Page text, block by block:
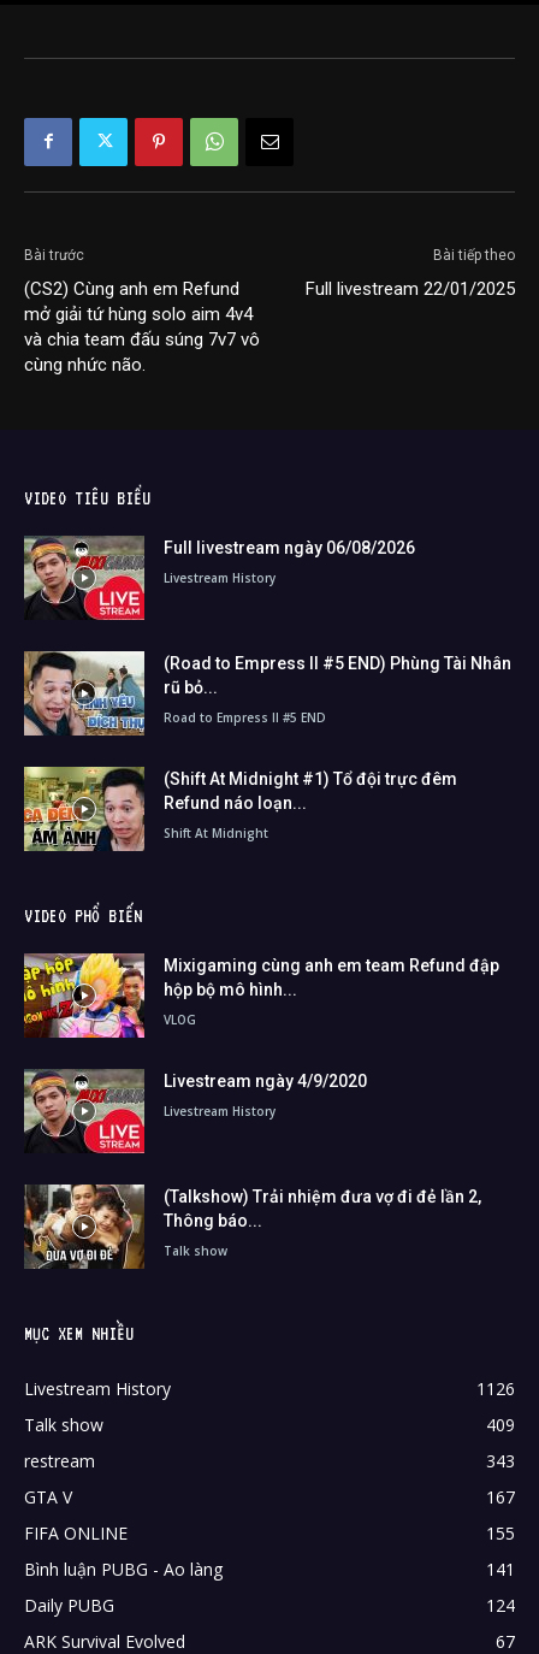
Bài trước
(CS2) Cùng anh em Refund
mở giải tứ hùng solo aim 4v4
và chia team đấu súng 7v7 vô
cùng nhức não.
Bài tiếp theo
Full livestream 22/01/2025
VIDEO TIÊU BIỂU
Full livestream ngày 06/08/2026
Livestream History
(Road to Empress II #5 END) Phùng Tài Nhân
rũ bỏ...
Road to Empress II #5 END
(Shift At Midnight #1) Tổ đội trực đêm
Refund náo loạn...
Shift At Midnight
VIDEO PHỔ BIẾN
Mixigaming cùng anh em team Refund đập
hộp bộ mô hình...
VLOG
Livestream ngày 4/9/2020
Livestream History
(Talkshow) Trải nhiệm đưa vợ đi đẻ lần 2,
Thông báo...
Talk show
MỤC XEM NHIỀU
Livestream History
1126
Talk show
409
restream
343
GTA V
167
FIFA ONLINE
155
Bình luận PUBG - Ao làng
141
Daily PUBG
124
ARK Survival Evolved
67